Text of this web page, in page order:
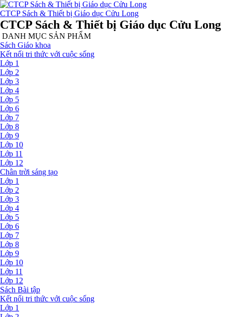
CTCP Sách & Thiết bị Giáo dục Cửu Long
CTCP Sách & Thiết bị Giáo dục Cửu Long
DANH MỤC SẢN PHẨM
Sách Giáo khoa
Kết nối tri thức với cuộc sống
Lớp 1
Lớp 2
Lớp 3
Lớp 4
Lớp 5
Lớp 6
Lớp 7
Lớp 8
Lớp 9
Lớp 10
Lớp 11
Lớp 12
Chân trời sáng tạo
Lớp 1
Lớp 2
Lớp 3
Lớp 4
Lớp 5
Lớp 6
Lớp 7
Lớp 8
Lớp 9
Lớp 10
Lớp 11
Lớp 12
Sách Bài tập
Kết nối tri thức với cuộc sống
Lớp 1